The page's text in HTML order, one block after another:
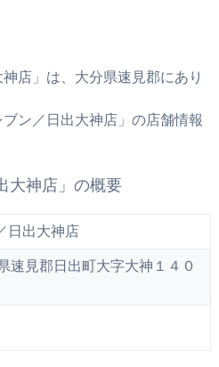
神店」は、大分県速見郡にあり
ン／日出大神店」の店舗情報
大神店」の概要
日出大神店
速見郡日出町大字大神１４０